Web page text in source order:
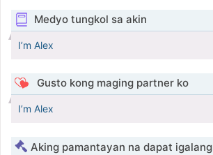
Medyo tungkol sa akin
I’m Alex
Gusto kong maging partner ko
I’m Alex
Aking pamantayan na dapat igalang